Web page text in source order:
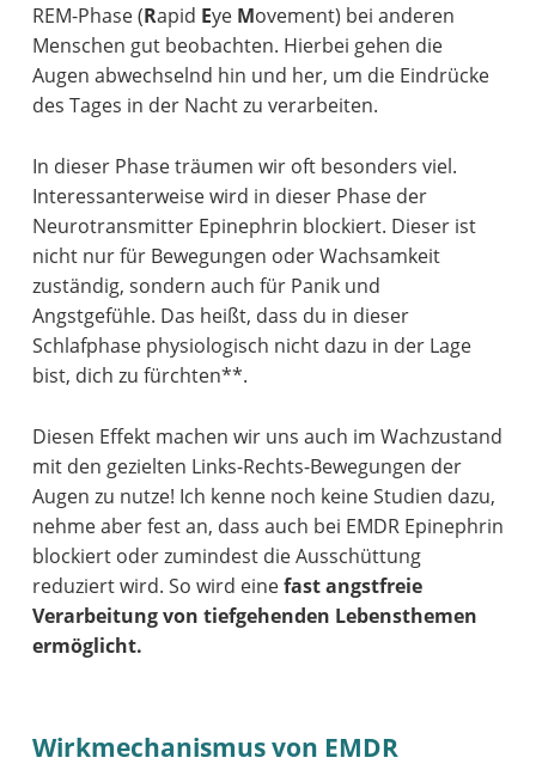
REM-Phase (Rapid EyeMovement) bei anderen
Menschen gut beobachten. Hierbei gehen die
Augen abwechselnd hin und her, um die Eindrücke
des Tages in der Nacht zu verarbeiten.
In dieser Phase träumen wir oft besonders viel.
Interessanterweise wird in dieser Phase der
Neurotransmitter Epinephrin blockiert. Dieser ist
nicht nur für Bewegungen oder Wachsamkeit
zuständig, sondern auch für Panik und
Angstgefühle. Das heißt, dass du in dieser
Schlafphase physiologisch nicht dazu in der Lage
bist, dich zu fürchten**.
Diesen Effekt machen wir uns auch im Wachzustand
mit den gezielten Links-Rechts-Bewegungen der
Augen zu nutze! Ich kenne noch keine Studien dazu,
nehme aber fest an, dass auch bei EMDR Epinephrin
blockiert oder zumindest die Ausschüttung
reduziert wird. So wird einefast angstfreie
Verarbeitung von tiefgehenden Lebensthemen
ermöglicht.
Wirkmechanismus von EMDR